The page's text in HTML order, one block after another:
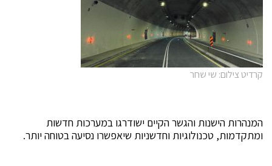
קרדיט צילום: שי שחר
המנהרות הישנות והגשר הקיים ישודרגו במערכות חדשות
ומתקדמות, טכנולוגיות וחדשניות שיאפשרו נסיעה בטוחה יותר.